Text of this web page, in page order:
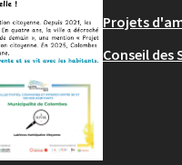
Projets
Conseil des